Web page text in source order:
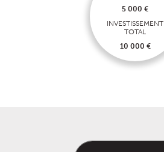
5 000 €
INVESTISSEMENT
TOTAL
10 000 €